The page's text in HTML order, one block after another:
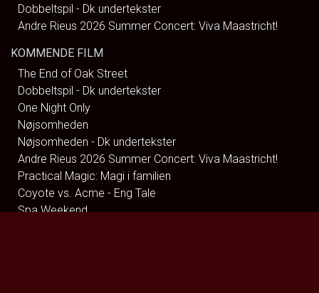
Dobbeltspil - Dk undertekster
Andre Rieus 2026 Summer Concert: Viva Maastricht!
KOMMENDE FILM
The End of Oak Street
Dobbeltspil - Dk undertekster
One Night Only
Nøjsomheden
Nøjsomheden - Dk undertekster
Andre Rieus 2026 Summer Concert: Viva Maastricht!
Practical Magic: Magi i familien
Coyote vs. Acme - Eng Tale
Spa Weekend